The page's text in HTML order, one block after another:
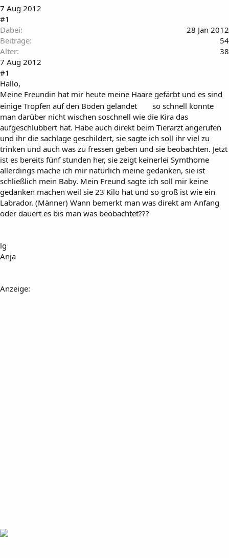
t
7 Aug 2012
#1
Dabei
28 Jan 2012
Beiträge
54
Alter
38
7 Aug 2012
#1
Hallo,
Meine Freundin hat mir heute meine Haare gefärbt und es sind
einige Tropfen auf den Boden gelandet
so schnell konnte
man darüber nicht wischen soschnell wie die Kira das
aufgeschlubbert hat. Habe auch direkt beim Tierarzt angerufen
und ihr die sachlage geschildert, sie sagte ich soll ihr viel zu
trinken und auch was zu fressen geben und sie beobachten. Jetzt
ist es bereits fünf stunden her, sie zeigt keinerlei Symthome
allerdings mache ich mir natürlich meine gedanken, sie ist
schließlich mein Baby. Mein Freund sagte ich soll mir keine
gedanken machen weil sie 23 Kilo hat und so groß ist wie ein
Labrador. (Männer) Wann bemerkt man was direkt am Anfang
oder dauert es bis man was beobachtet???
lg
Anja
Anzeige: